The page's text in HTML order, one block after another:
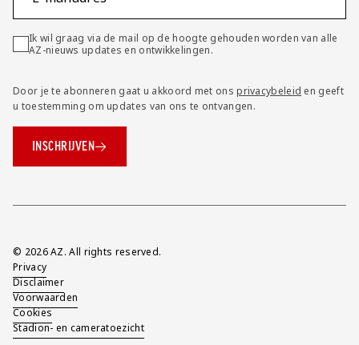
Ik wil graag via de mail op de hoogte gehouden worden van alle
AZ-nieuws updates en ontwikkelingen.
Door je te abonneren gaat u akkoord met onsprivacybeleid en geeft
u toestemming om updates van ons te ontvangen.
INSCHRIJVEN
Overig
© 2026 AZ. All rights reserved.
Privacy
Disclaimer
Voorwaarden
Cookies
Stadion- en cameratoezicht